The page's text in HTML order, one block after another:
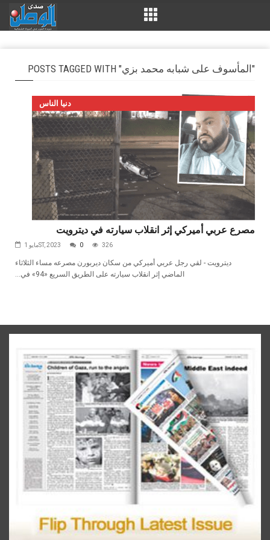
POSTS TAGGED WITH "المأسوف على شبابه محمد بزي"
دنيا الناس
مصرع عربي أميركي إثر انقلاب سيارته في ديترويت
مايو 1ST, 2023 0 326
‬الماضي‭ ‬إثر‭ ‬انقلاب‭ ‬سيارته‭ ‬على‭ ‬الطريق‭ ‬السريع‭ ‬‮«‬94‮»‬‭ ‬في‭...